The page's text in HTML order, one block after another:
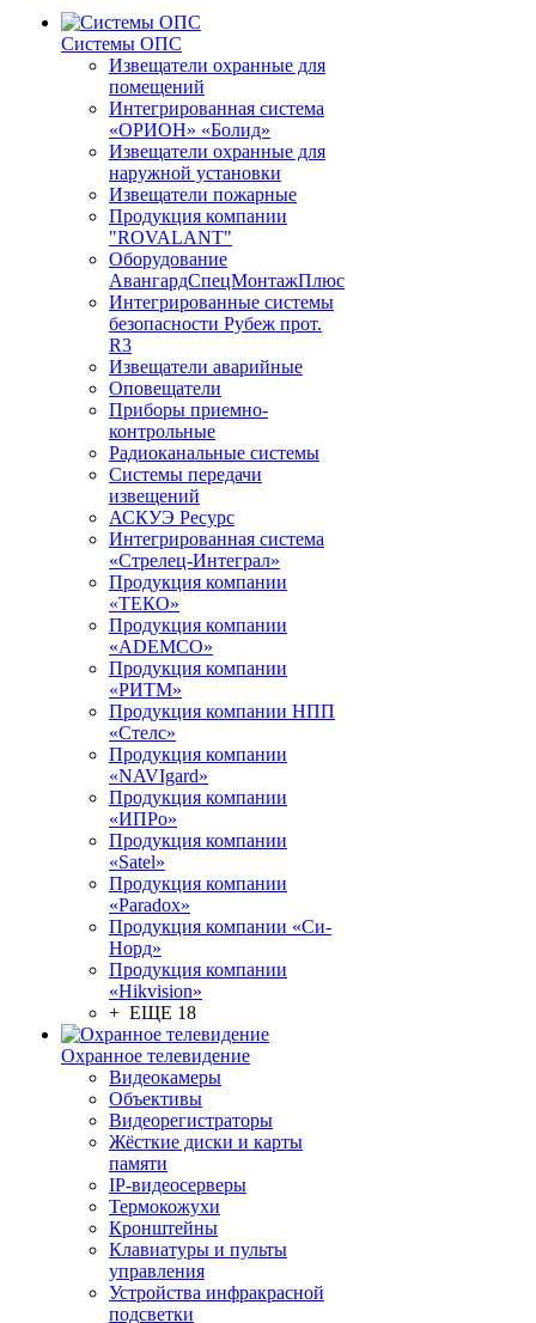
Системы ОПС
Извещатели охранные для
помещений
Интегрированная система
«ОРИОН» «Болид»
Извещатели охранные для
наружной установки
Извещатели пожарные
Продукция компании
"ROVALANT"
Оборудование
АвангардСпецМонтажПлюс
Интегрированные системы
безопасности Рубеж прот.
R3
Извещатели аварийные
Оповещатели
Приборы приемно-
контрольные
Радиоканальные системы
Системы передачи
извещений
АСКУЭ Ресурс
Интегрированная система
«Стрелец-Интеграл»
Продукция компании
«ТЕКО»
Продукция компании
«ADEMCO»
Продукция компании
«РИТМ»
Продукция компании НПП
«Стелс»
Продукция компании
«NAVIgard»
Продукция компании
«ИПРо»
Продукция компании
«Satel»
Продукция компании
«Paradox»
Продукция компании «Си-
Норд»
Продукция компании
«Hikvision»
+ ЕЩЕ 18
Охранное телевидение
Видеокамеры
Объективы
Видеорегистраторы
Жёсткие диски и карты
памяти
IP-видеосерверы
Термокожухи
Кронштейны
Клавиатуры и пульты
управления
Устройства инфракрасной
подсветки